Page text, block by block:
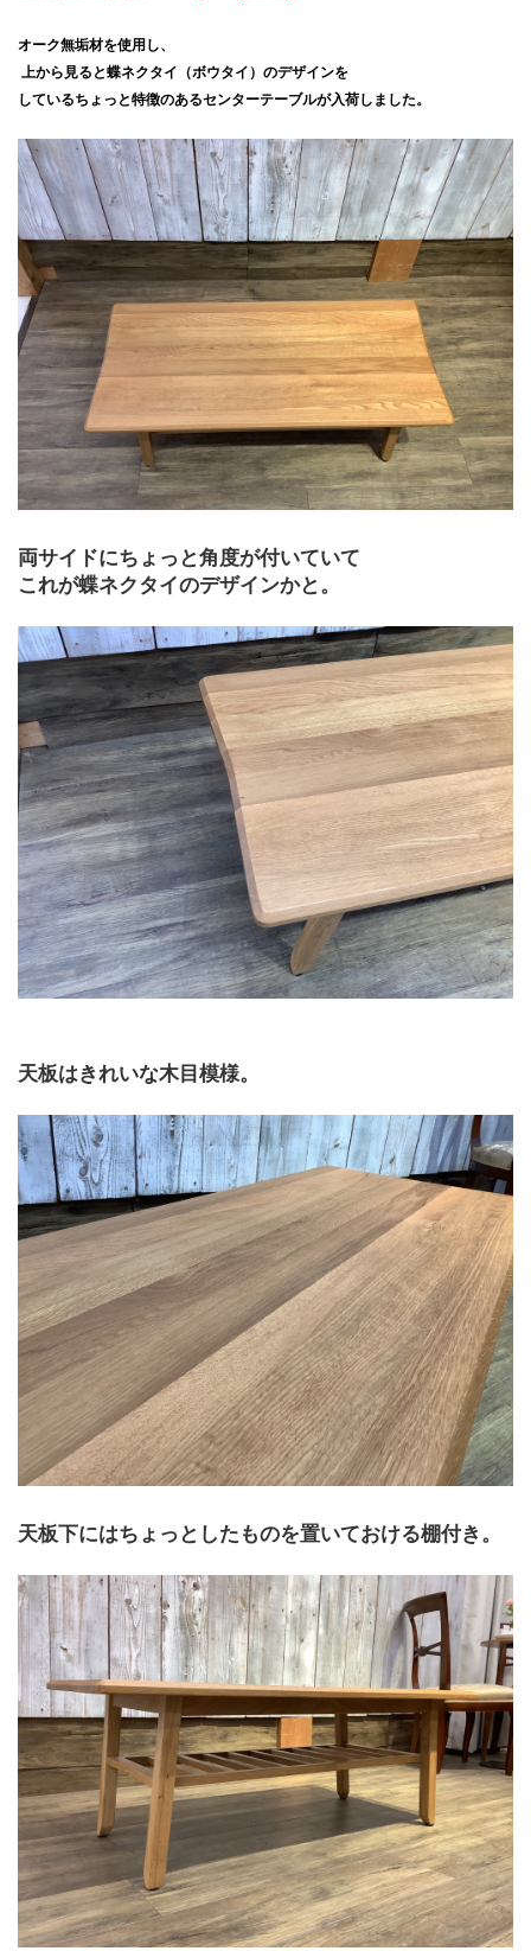
オーク無垢材を使用し、
上から見ると蝶ネクタイ（ボウタイ）のデザインを
しているちょっと特徴のあるセンターテーブルが入荷しました。
両サイドにちょっと角度が付いていて
これが蝶ネクタイのデザインかと。
天板はきれいな木目模様。
天板下にはちょっとしたものを置いておける棚付き。